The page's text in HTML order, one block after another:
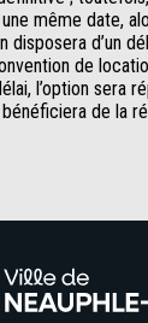
même date,
disposera d’un
de
l’option sera
bénéficiera de la